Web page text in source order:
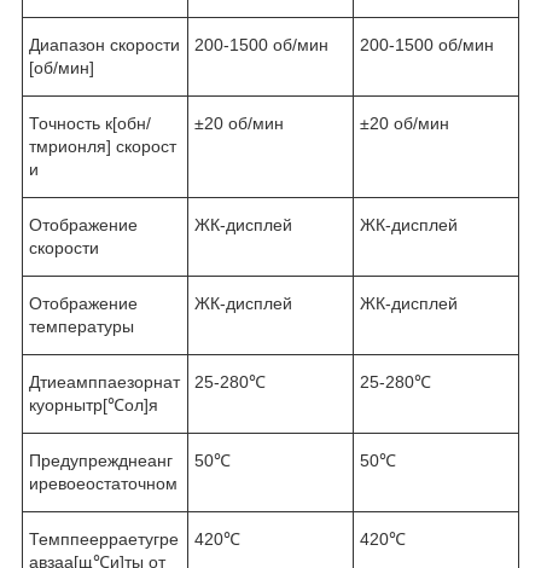
Диапазон скорости
[об/мин]
200-1500 об/мин 200-1500 об/мин
Точность к[обн/
тмрионля] скорост
и
±20 об/мин ±20 об/мин
Отображение
скорости
ЖК-дисплей ЖК-дисплей
Отображение
температуры
ЖК-дисплей ЖК-дисплей
Дтиеамппаезорнат
куорнытр[℃ол]я
25-280℃ 25-280℃
Предупрежднеанг
иревоеостаточном
50℃ 50℃
Темппеерраетугре
авзаа[щ℃и]ты от
420℃ 420℃